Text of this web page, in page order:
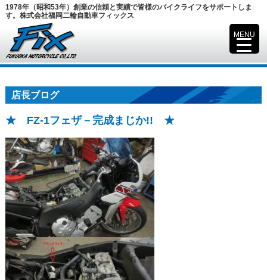
1978年（昭和53年）創業の信頼と実績で皆様のバイクライフをサポートしま
す。株式会社福岡二輪自動車フィックス
店長ブログ
★ FZ-1フェザ－完成まじか!! ★
MENU
▼